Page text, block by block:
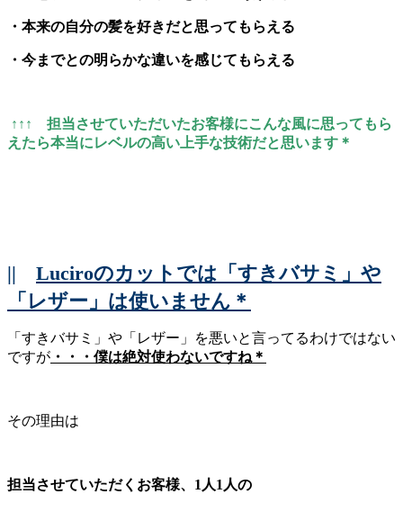
・本来の自分の髪を好きだと思ってもらえる
・今までとの明らかな違いを感じてもらえる
↑↑↑ 担当させていただいたお客様にこんな風に思ってもら
えたら本当にレベルの高い上手な技術だと思います＊
|| Luciroのカットでは「すきバサミ」や
「レザー」は使いません＊
「すきバサミ」や「レザー」を悪いと言ってるわけではない
ですが ・・・僕は絶対使わないですね＊
その理由は
担当させていただくお客様、1人1人の